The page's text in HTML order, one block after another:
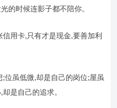
的时候连影子都不陪你。
用卡,只有才是现金,要善加利
位虽低微,却是自己的岗位;屋虽
是自己的追求。